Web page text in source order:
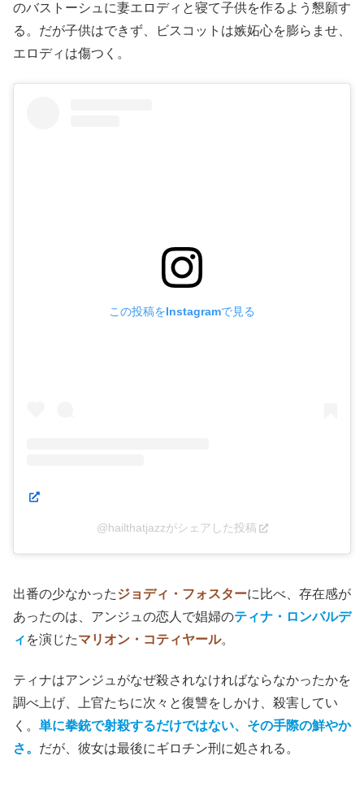
のバストーシュに妻エロディと寝て子供を作るよう懇願す
る。だが子供はできず、ビスコットは嫉妬心を膨らませ、
エロディは傷つく。
この投稿をInstagramで見る
@hailthatjazzがシェアした投稿
出番の少なかったジョディ・フォスターに比べ、存在感が
あったのは、アンジュの恋人で娼婦のティナ・ロンバルデ
ィ を演じたマリオン・コティヤール。
ティナはアンジュがなぜ殺されなければならなかったかを
調べ上げ、上官たちに次々と復讐をしかけ、殺害してい
く。 単に拳銃で射殺するだけではない、その手際の鮮やか
さ。 だが、彼女は最後にギロチン刑に処される。